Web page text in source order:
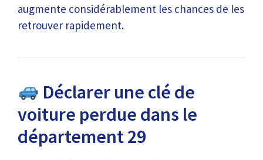
augmente considérablement les chances de les
retrouver rapidement.
Déclarer une clé de
voiture perdue dans le
département 29